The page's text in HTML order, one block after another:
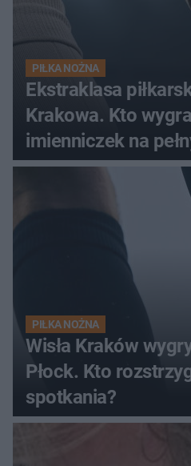
PIŁKA NOŻNA
Ekstraklasa
Krakowa. Kto
imienniczek na
PIŁKA NOŻNA
Wisła Kraków
Płock. Kto
spotkania?